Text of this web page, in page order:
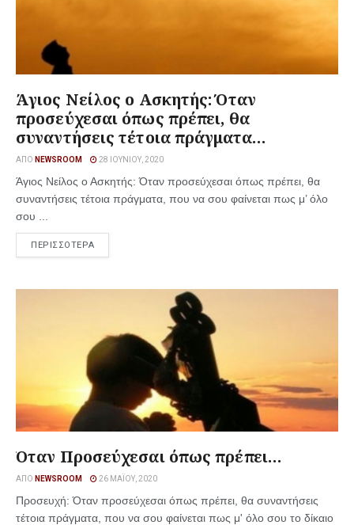
Άγιος Νείλος ο Ασκητής: Όταν
προσεύχεσαι όπως πρέπει, θα
συναντήσεις τέτοια πράγματα…
ΑΠΌ NEWSROOM 28 ΙΟΥΝΊΟΥ, 2020
Άγιος Νείλος ο Ασκητής: Όταν προσεύχεσαι όπως πρέπει, θα
συναντήσεις τέτοια πράγματα, που να σου φαίνεται πως μ’ όλο
σου ...
ΠΕΡΙΣΣΟΤΕΡΑ
Όταν Προσεύχεσαι όπως πρέπει…
ΑΠΌ NEWSROOM 26 ΜΑΪ́ΟΥ, 2020
Προσευχή: Όταν προσεύχεσαι όπως πρέπει, θα συναντήσεις
τέτοια πράγματα, που να σου φαίνεται πως μ' όλο σου το δίκαιο